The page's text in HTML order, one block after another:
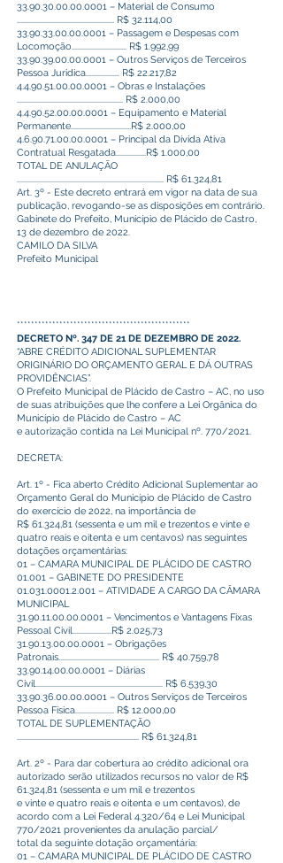
33.90.30.00.00.0001 – Material de Consumo
....................................................... R$ 32.114,00
33.90.33.00.00.0001 – Passagem e Despesas com
Locomoção............................... R$ 1.992,99
33.90.39.00.00.0001 – Outros Serviços de Terceiros
Pessoa Juridica................... R$ 22.217,82
4.4.90.51.00.00.0001 – Obras e Instalações
............................................................ R$ 2.000,00
4.4.90.52.00.00.0001 – Equipamento e Material
Permanente..................................R$ 2.000,00
4.6.90.71.00.00.0001 – Principal da Dívida Ativa
Contratual Resgatada.................R$ 1.000,00
TOTAL DE ANULAÇÃO
................................................................................... R$ 61.324,81
Art. 3º - Este decreto entrará em vigor na data de sua
publicação, revogando-se as disposições em contrário.
Gabinete do Prefeito, Município de Plácido de Castro,
13 de dezembro de 2022.
CAMILO DA SILVA
Prefeito Municipal
*************************************************
DECRETO Nº. 347 DE 21 DE DEZEMBRO DE 2022.
“ABRE CRÉDITO ADICIONAL SUPLEMENTAR
ORIGINÁRIO DO ORÇAMENTO GERAL E DÁ OUTRAS
PROVIDÊNCIAS”.
O Prefeito Municipal de Plácido de Castro – AC, no uso
de suas atribuições que lhe confere a Lei Orgânica do
Município de Plácido de Castro – AC
e autorização contida na Lei Municipal nº. 770/2021.
DECRETA:
Art. 1º - Fica aberto Crédito Adicional Suplementar ao
Orçamento Geral do Município de Plácido de Castro
do exercício de 2022, na importância de
R$ 61.324,81 (sessenta e um mil e trezentos e vinte e
quatro reais e oitenta e um centavos) nas seguintes
dotações orçamentárias:
01 – CAMARA MUNICIPAL DE PLÁCIDO DE CASTRO
01.001 – GABINETE DO PRESIDENTE
01.031.0001.2.001 – ATIVIDADE A CARGO DA CÂMARA
MUNICIPAL
31.90.11.00.00.0001 – Vencimentos e Vantagens Fixas
Pessoal Civil......................R$ 2.025,73
31.90.13.00.00.0001 – Obrigações
Patronais......................................................... R$ 40.759,78
33.90.14.00.00.0001 – Diárias
Civil........................................................................ R$ 6.539,30
33.90.36.00.00.0001 – Outros Serviços de Terceiros
Pessoa Física...................... R$ 12.000,00
TOTAL DE SUPLEMENTAÇÃO
..................................................................... R$ 61.324,81
Art. 2º - Para dar cobertura ao crédito adicional ora
autorizado serão utilizados recursos no valor de R$
61.324,81 (sessenta e um mil e trezentos
e vinte e quatro reais e oitenta e um centavos), de
acordo com a Lei Federal 4.320/64 e Lei Municipal
770/2021 provenientes da anulação parcial/
total da seguinte dotação orçamentária:
01 – CAMARA MUNICIPAL DE PLÁCIDO DE CASTRO